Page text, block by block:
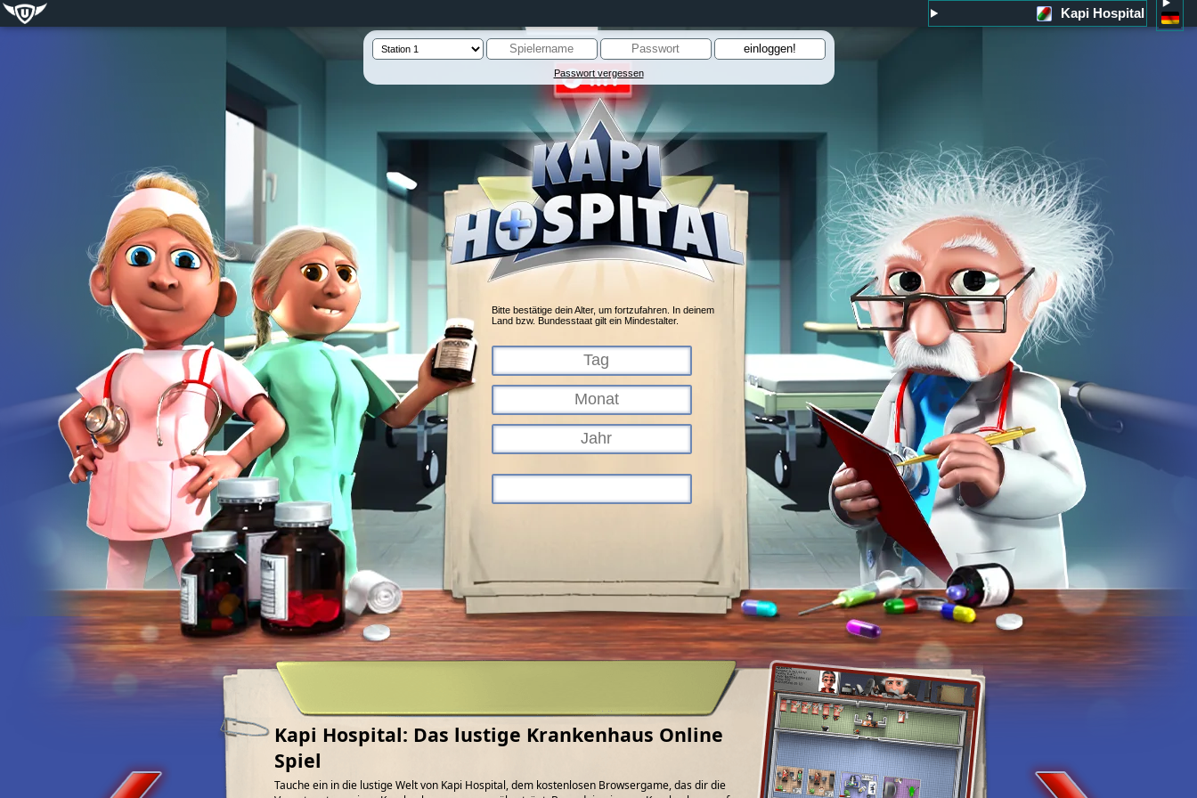
Kapi Hospital
Passwort vergessen
Bitte bestätige dein Alter, um fortzufahren. In deinem
Land bzw. Bundesstaat gilt ein Mindestalter.
Kapi Hospital: Das lustige Krankenhaus Online
Spiel
Tauche ein in die lustige Welt von Kapi Hospital, dem kostenlosen Browsergame, das dir die